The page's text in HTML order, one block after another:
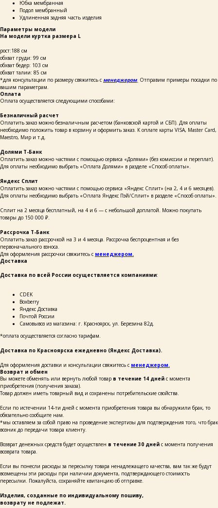
Юбка мембранная
Подол мембранный
Удлиненная задняя часть изделия
Параметры модели
На модели куртка размера L
рост:188 см
обхват груди: 99 см
обхват бедер: 103 см
обхват талии: 85 см
*для консультации по размеру свяжитесь с менеджером. Отправим примеры посадки по
вашим параметрам.
Оплата
Оплата осуществляется следующими способами:
Безналичный расчет
Оплатить заказ можно безналичным расчетом (банковской картой и СБП). Для оплаты
необходимо положить товар в корзину и оформить заказ. К оплате карты VISA, Master Card,
Maestro, Мир и т.д.
Долями Т-Банк
Оплатить заказ можно частями с помощью сервиса «Долями» (без комиссии и переплат).
Для оплаты необходимо выбрать «Оплата Долями» в разделе «Способ оплаты».
Яндекс Сплит
Оплатить заказ можно частями с помощью сервиса «Яндекс Сплит» (на 2, 4 и 6 месяцев).
Для оплаты необходимо выбрать «Оплата Яндекс Пэй/Сплит» в разделе «Способ оплаты».
Сплит на 2 месяца бесплатный, на 4 и 6 — с небольшой доплатой. Можно покупать
товары до 150 000 ₽.
Рассрочка Т-Банк
Оплатить заказ рассрочкой на 3 и 4 месяца. Рассрочка беспроцентная и без
первоначального взноса.
Для оформления рассрочки свяжитесь с менеджером.
Доставка
Доставка по всей России осуществляется компаниями:
СDEK
Boxberry
Яндекс Доставка
Почтой России
Самовывоз из магазина: г. Красноярск, ул. Березина 82д.
*оплата осуществляется согласно тарифам.
Доставка по Красноярска ежедневно (Яндекс Доставка).
Для оформления доставки и консультации свяжитесь с менеджером.
Возврат и обмен
Вы можете обменять или вернуть любой товар в течение 14 дней с момента
приобретения (получения заказа).
Товар должен иметь товарный вид и сохранены потребительские свойства.
Если по истечении 14-ти дней с момента приобретения товара вы обнаружили брак, то
обязательно сообщите нам.
*мы оставляем за собой право на проведение экспертизы для подтверждения того, что брак
возник до передачи товара клиенту.
Возврат денежных средств будет осуществлен в течение 30 дней с момента получения
возврата товара.
Если вы понесли расходы за пересылку товара ненадлежащего качества, вам так же будут
возмещены эти расходы при наличии документа, подтверждающего стоимость
пересылки. Пожалуйста, сохраняйте квитанцию об отправке.
Изделия, созданные по индивидуальному пошиву,
возврату не подлежат.
Магазин:
г. Красноярск,
ул. Березина 82д
ОСТАВЬТЕ СВОИ
ДАННЫЕ И МЫ СВЯЖЕМСЯ
+ 7 923 345 01 70
xvoy.gesh@gmail.com
каталог
размеров
+7
написать
на обработку персональных данных и соглашаюсь
с политикой конфиденциальности и согласен
с её положением